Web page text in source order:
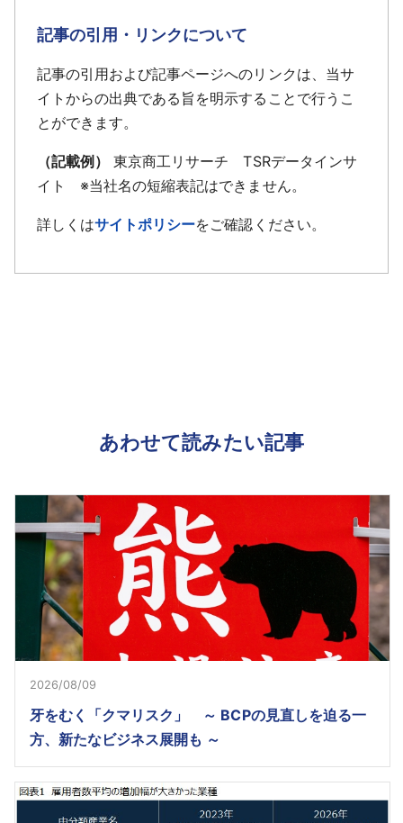
記事の引用・リンクについて
記事の引用および記事ページへのリンクは、当サ
イトからの出典である旨を明示することで行うこ
とができます。
（記載例）
東京商工リサーチ TSRデータインサ
イト ※当社名の短縮表記はできません。
詳しくはサイトポリシーをご確認ください。
あわせて読みたい記事
2026/08/09
牙をむく「クマリスク」 ～ BCPの見直しを迫る一
方、新たなビジネス展開も ～